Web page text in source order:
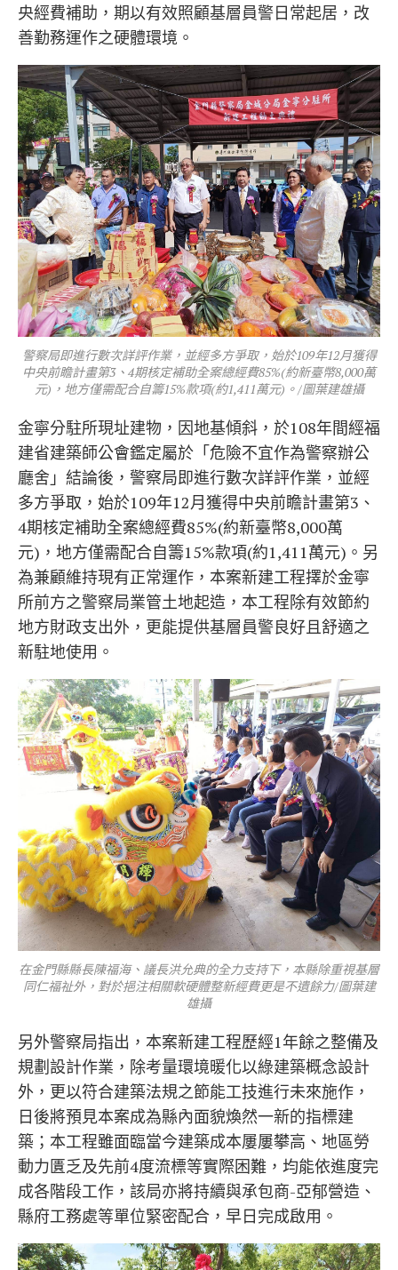
央經費補助，期以有效照顧基層員警日常起居，改
善勤務運作之硬體環境。
警察局即進行數次詳評作業，並經多方爭取，始於109年12月獲得
中央前瞻計畫第3、4期核定補助全案總經費85%(約新臺幣8,000萬
元)，地方僅需配合自籌15%款項(約1,411萬元)。/圖葉建雄攝
金寧分駐所現址建物，因地基傾斜，於108年間經福
建省建築師公會鑑定屬於「危險不宜作為警察辦公
廳舍」結論後，警察局即進行數次詳評作業，並經
多方爭取，始於109年12月獲得中央前瞻計畫第3、
4期核定補助全案總經費85%(約新臺幣8,000萬
元)，地方僅需配合自籌15%款項(約1,411萬元)。另
為兼顧維持現有正常運作，本案新建工程擇於金寧
所前方之警察局業管土地起造，本工程除有效節約
地方財政支出外，更能提供基層員警良好且舒適之
新駐地使用。
在金門縣縣長陳福海、議長洪允典的全力支持下，本縣除重視基層
同仁福祉外，對於挹注相關軟硬體整新經費更是不遺餘力/圖葉建
雄攝
另外警察局指出，本案新建工程歷經1年餘之整備及
規劃設計作業，除考量環境暖化以綠建築概念設計
外，更以符合建築法規之節能工技進行未來施作，
日後將預見本案成為縣內面貌煥然一新的指標建
築；本工程雖面臨當今建築成本屢屢攀高、地區勞
動力匱乏及先前4度流標等實際困難，均能依進度完
成各階段工作，該局亦將持續與承包商-亞郁營造、
縣府工務處等單位緊密配合，早日完成啟用。